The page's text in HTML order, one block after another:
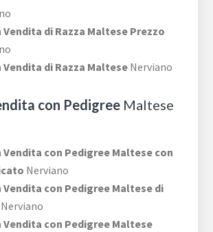
Vendita di Razza Maltese Prezzo
Vendita di Razza Maltese Nerviano
con Pedigree Maltese
Vendita con Pedigree Maltese con
Nerviano
Vendita con Pedigree Maltese di
Nerviano
Vendita con Pedigree Maltese